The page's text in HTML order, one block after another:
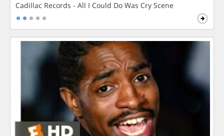
Cadillac Records - All I Could Do Was Cry Scene